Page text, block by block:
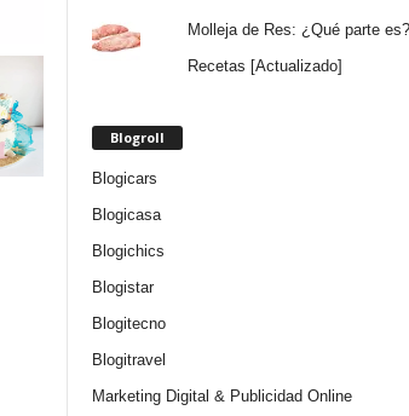
Molleja de Res: ¿Qué parte
Recetas [Actualizado]
Blogroll
Blogicars
Blogicasa
Blogichics
Blogistar
Blogitecno
Blogitravel
Marketing Digital & Publicidad Online